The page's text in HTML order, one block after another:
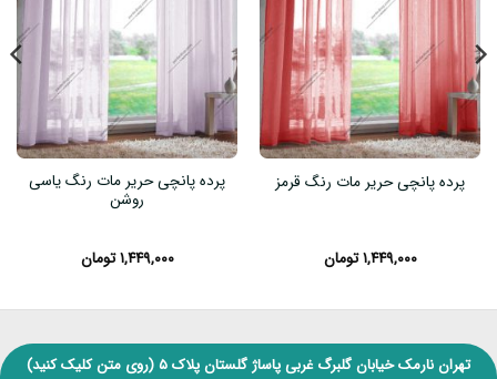
پرده پانچی حریر مات رنگ قرمز
۱,۴۴۹,۰۰۰ تومان
پرده پانچی حریر مات رنگ یاسی
روشن
۱,۴۴۹,۰۰۰ تومان
تهران نارمک خیابان گلبرگ غربی پاساژ گلستان پلاک ۵ (روی متن کلیک کنید)